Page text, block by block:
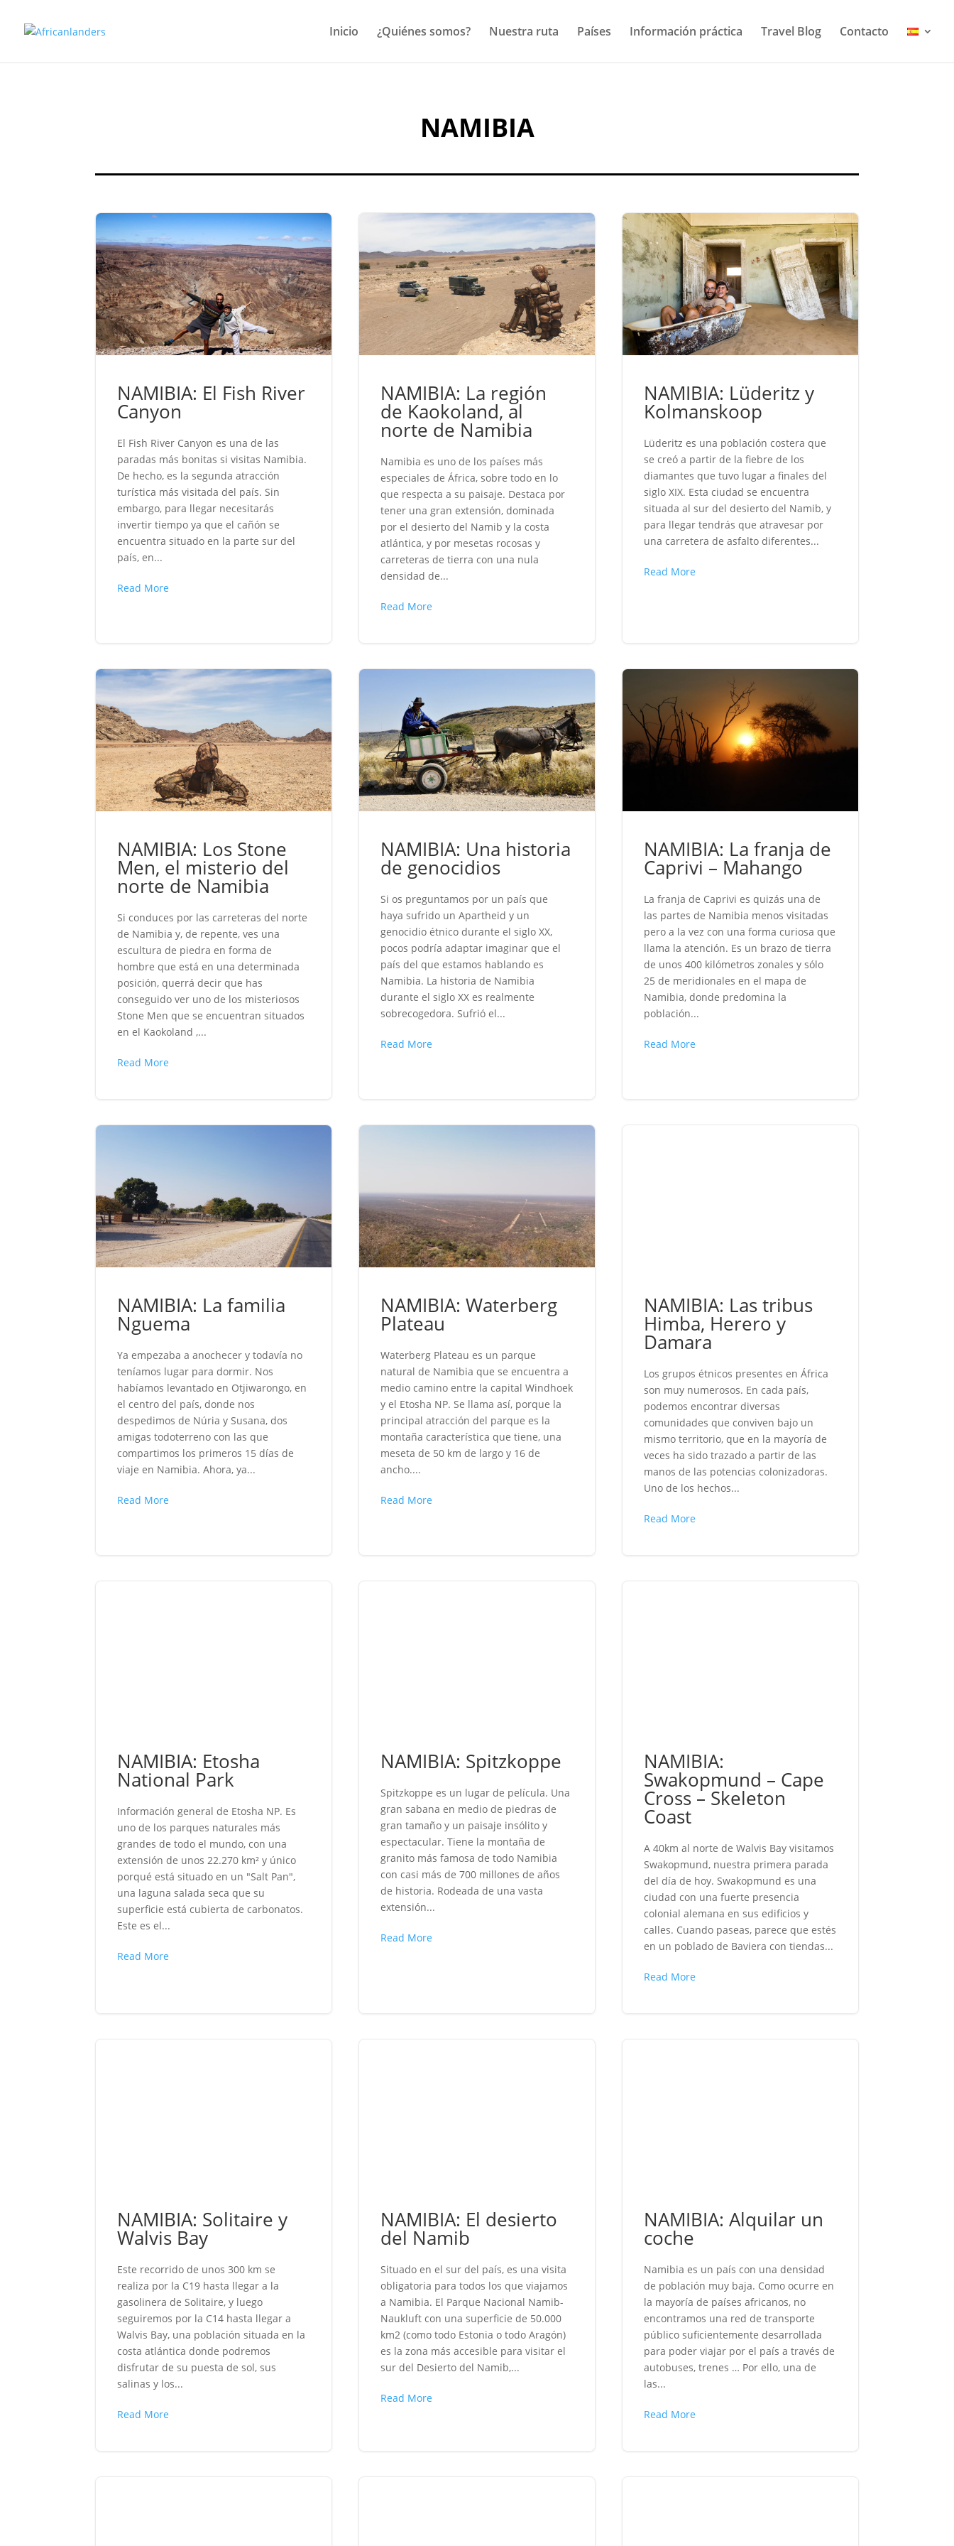
Inicio ¿Quiénes somos? Nuestra ruta Países Información práctica Travel Blog Contacto
NAMIBIA
NAMIBIA: El Fish River
Canyon
El Fish River Canyon es una de las
paradas más bonitas si visitas Namibia.
De hecho, es la segunda atracción
turística más visitada del país. Sin
embargo, para llegar necesitarás
invertir tiempo ya que el cañón se
encuentra situado en la parte sur del
país, en...
Read More
NAMIBIA: La región
de Kaokoland, al
norte de Namibia
Namibia es uno de los países más
especiales de África, sobre todo en lo
que respecta a su paisaje. Destaca por
tener una gran extensión, dominada
por el desierto del Namib y la costa
atlántica, y por mesetas rocosas y
carreteras de tierra con una nula
densidad de...
Read More
NAMIBIA: Lüderitz y
Kolmanskoop
Lüderitz es una población costera que
se creó a partir de la fiebre de los
diamantes que tuvo lugar a finales del
siglo XIX. Esta ciudad se encuentra
situada al sur del desierto del Namib, y
para llegar tendrás que atravesar por
una carretera de asfalto diferentes...
Read More
NAMIBIA: Los Stone
Men, el misterio del
norte de Namibia
Si conduces por las carreteras del norte
de Namibia y, de repente, ves una
escultura de piedra en forma de
hombre que está en una determinada
posición, querrá decir que has
conseguido ver uno de los misteriosos
Stone Men que se encuentran situados
en el Kaokoland ,...
Read More
NAMIBIA: Una historia
de genocidios
Si os preguntamos por un país que
haya sufrido un Apartheid y un
genocidio étnico durante el siglo XX,
pocos podría adaptar imaginar que el
país del que estamos hablando es
Namibia. La historia de Namibia
durante el siglo XX es realmente
sobrecogedora. Sufrió el...
Read More
NAMIBIA: La franja de
Caprivi – Mahango
La franja de Caprivi es quizás una de
las partes de Namibia menos visitadas
pero a la vez con una forma curiosa que
llama la atención. Es un brazo de tierra
de unos 400 kilómetros zonales y sólo
25 de meridionales en el mapa de
Namibia, donde predomina la
población...
Read More
NAMIBIA: La familia
Nguema
Ya empezaba a anochecer y todavía no
teníamos lugar para dormir. Nos
habíamos levantado en Otjiwarongo, en
el centro del país, donde nos
despedimos de Núria y Susana, dos
amigas todoterreno con las que
compartimos los primeros 15 días de
viaje en Namibia. Ahora, ya...
Read More
NAMIBIA: Waterberg
Plateau
Waterberg Plateau es un parque
natural de Namibia que se encuentra a
medio camino entre la capital Windhoek
y el Etosha NP. Se llama así, porque la
principal atracción del parque es la
montaña característica que tiene, una
meseta de 50 km de largo y 16 de
ancho....
Read More
NAMIBIA: Las tribus
Himba, Herero y
Damara
Los grupos étnicos presentes en África
son muy numerosos. En cada país,
podemos encontrar diversas
comunidades que conviven bajo un
mismo territorio, que en la mayoría de
veces ha sido trazado a partir de las
manos de las potencias colonizadoras.
Uno de los hechos...
Read More
NAMIBIA: Etosha
National Park
Información general de Etosha NP. Es
uno de los parques naturales más
grandes de todo el mundo, con una
extensión de unos 22.270 km² y único
porqué está situado en un "Salt Pan",
una laguna salada seca que su
superficie está cubierta de carbonatos.
Este es el...
Read More
NAMIBIA: Spitzkoppe
Spitzkoppe es un lugar de película. Una
gran sabana en medio de piedras de
gran tamaño y un paisaje insólito y
espectacular. Tiene la montaña de
granito más famosa de todo Namibia
con casi más de 700 millones de años
de historia. Rodeada de una vasta
extensión...
Read More
NAMIBIA:
Swakopmund – Cape
Cross – Skeleton
Coast
A 40km al norte de Walvis Bay visitamos
Swakopmund, nuestra primera parada
del día de hoy. Swakopmund es una
ciudad con una fuerte presencia
colonial alemana en sus edificios y
calles. Cuando paseas, parece que estés
en un poblado de Baviera con tiendas...
Read More
NAMIBIA: Solitaire y
Walvis Bay
Este recorrido de unos 300 km se
realiza por la C19 hasta llegar a la
gasolinera de Solitaire, y luego
seguiremos por la C14 hasta llegar a
Walvis Bay, una población situada en la
costa atlántica donde podremos
disfrutar de su puesta de sol, sus
salinas y los...
Read More
NAMIBIA: El desierto
del Namib
Situado en el sur del país, es una visita
obligatoria para todos los que viajamos
a Namibia. El Parque Nacional Namib-
Naukluft con una superficie de 50.000
km2 (como todo Estonia o todo Aragón)
es la zona más accesible para visitar el
sur del Desierto del Namib,...
Read More
NAMIBIA: Alquilar un
coche
Namibia es un país con una densidad
de población muy baja. Como ocurre en
la mayoría de países africanos, no
encontramos una red de transporte
público suficientemente desarrollada
para poder viajar por el país a través de
autobuses, trenes … Por ello, una de
las...
Read More